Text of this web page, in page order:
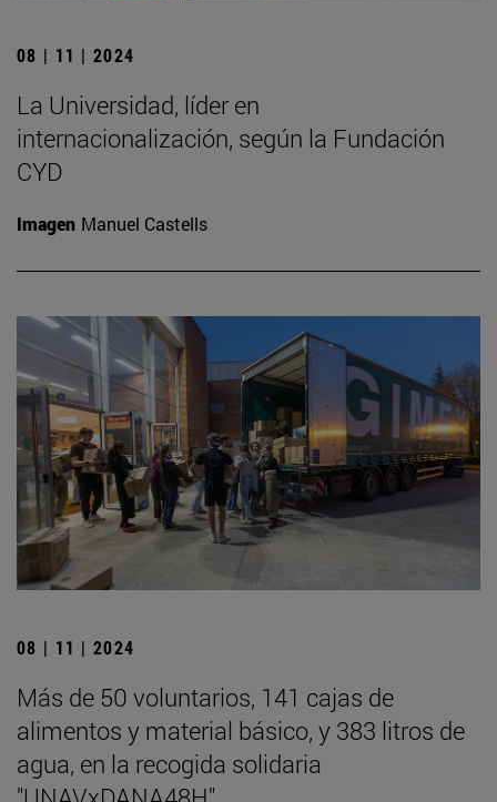
08 | 11 | 2024
La Universidad, líder en
internacionalización, según la Fundación
CYD
Imagen Manuel Castells
08 | 11 | 2024
Más de 50 voluntarios, 141 cajas de
alimentos y material básico, y 383 litros de
agua, en la recogida solidaria